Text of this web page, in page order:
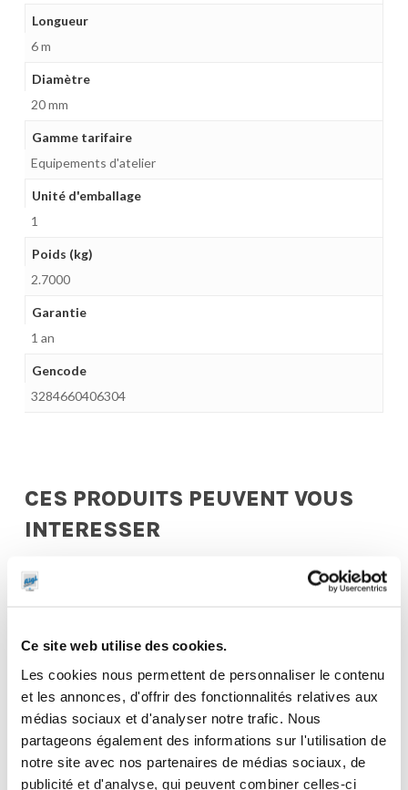
Ce site web utilise des cookies.
Les cookies nous permettent de personnaliser le contenu
et les annonces, d'offrir des fonctionnalités relatives aux
médias sociaux et d'analyser notre trafic. Nous
partageons également des informations sur l'utilisation de
notre site avec nos partenaires de médias sociaux, de
publicité et d'analyse, qui peuvent combiner celles-ci
Longueur
6 m
Diamètre
20 mm
Gamme tarifaire
Equipements d'atelier
Unité d'emballage
1
Poids (kg)
2.7000
Garantie
1 an
Gencode
3284660406304
CES PRODUITS PEUVENT VOUS
INTERESSER